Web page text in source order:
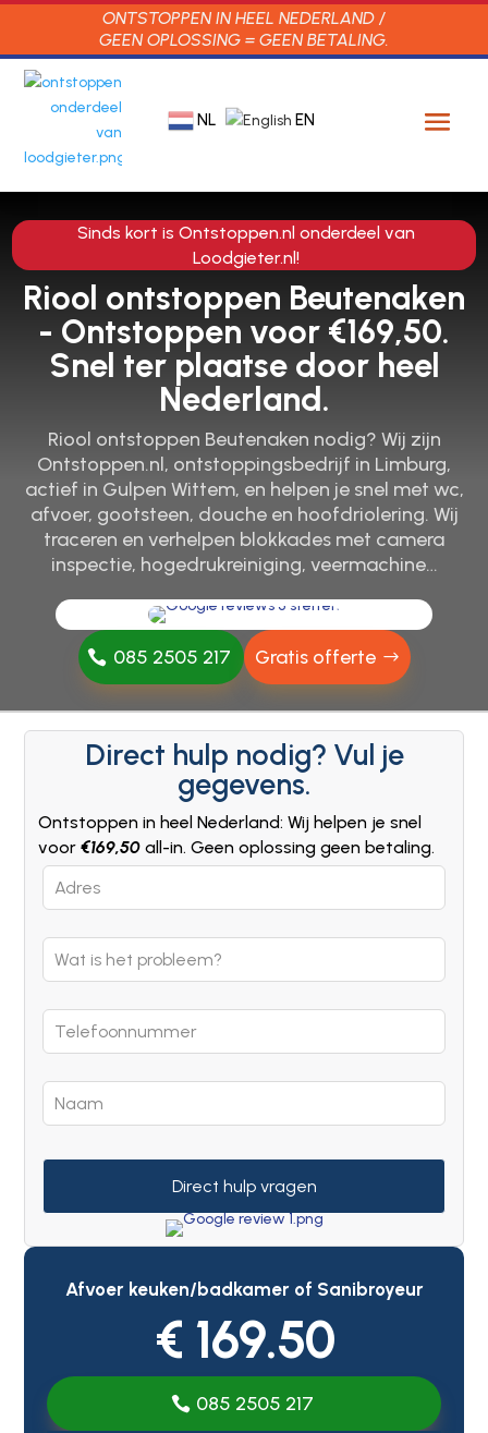
ONTSTOPPEN IN HEEL NEDERLAND /
GEEN OPLOSSING = GEEN BETALING.
NL EN
Sinds kort is Ontstoppen.nl onderdeel van
Loodgieter.nl!
Riool ontstoppen Beutenaken
- Ontstoppen voor €169,50.
Snel ter plaatse door heel
Nederland.
Riool ontstoppen Beutenaken nodig? Wij zijn
Ontstoppen.nl, ontstoppingsbedrijf in Limburg,
actief in Gulpen Wittem, en helpen je snel met wc,
afvoer, gootsteen, douche en hoofdriolering. Wij
traceren en verhelpen blokkades met camera
inspectie, hogedrukreiniging, veermachine…
085 2505 217 Gratis offerte
Direct hulp nodig? Vul je
gegevens.
Ontstoppen in heel Nederland: Wij helpen je snel
voor€169,50 all-in. Geen oplossing geen betaling.
Leave
this
blank
Direct hulp vragen
Afvoer keuken/badkamer of Sanibroyeur
€ 169.50
085 2505 217